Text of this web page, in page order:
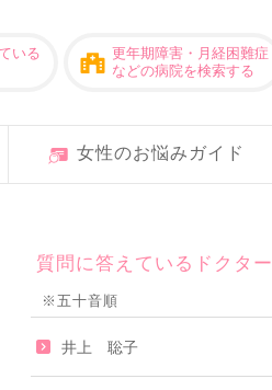
いる
更年期障害・月経困難症
などの病院を検索する
女性のお悩みガイド
質問に答えているドクター
※五十音順
井上 聡子